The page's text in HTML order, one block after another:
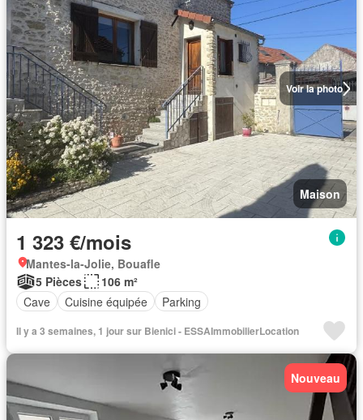
Voir la photo
Maison
1 323 €/mois
Mantes-la-Jolie, Bouafle
5 Pièces
106 m²
Cave
Cuisine équipée Parking
Il y a 3 semaines, 1 jour sur Bienici - ESSAImmobilierLocation
Nouveau